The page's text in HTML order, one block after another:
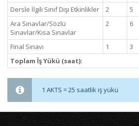
Dersle İlgili Sınıf Dışı Etkinlikler
2 5
Ara Sınavlar/Sözlü
Sınavlar/Kısa Sınavlar
2 6
Final Sınavı 1 3
Toplam İş Yükü (saat):
1 AKTS = 25 saatlik iş yükü